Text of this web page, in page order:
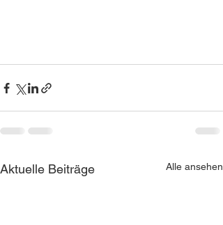
Aktuelle Beiträge Alle ansehen